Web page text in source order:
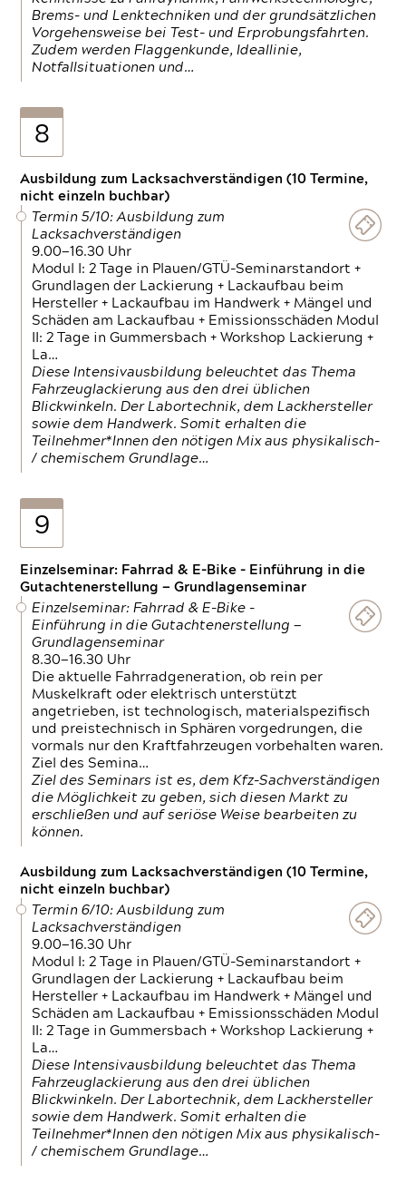
Brems- und Lenktechniken und der grundsätzlichen
Vorgehensweise bei Test- und Erprobungsfahrten.
Zudem werden Flaggenkunde, Ideallinie,
Notfallsituationen und…
8
Ausbildung zum Lacksachverständigen (10 Termine,
nicht einzeln buchbar)
Termin 5/10: Ausbildung zum
Lacksachverständigen
9.00—16.30 Uhr
Modul I: 2 Tage in Plauen/GTÜ-Seminarstandort +
Grundlagen der Lackierung + Lackaufbau beim
Hersteller + Lackaufbau im Handwerk + Mängel und
Schäden am Lackaufbau + Emissionsschäden Modul
II: 2 Tage in Gummersbach + Workshop Lackierung +
La…
Diese Intensivausbildung beleuchtet das Thema
Fahrzeuglackierung aus den drei üblichen
Blickwinkeln. Der Labortechnik, dem Lackhersteller
sowie dem Handwerk. Somit erhalten die
Teilnehmer*Innen den nötigen Mix aus physikalisch-
/ chemischem Grundlage…
9
Einzelseminar: Fahrrad & E-Bike - Einführung in die
Gutachtenerstellung — Grundlagenseminar
Einzelseminar: Fahrrad & E-Bike -
Einführung in die Gutachtenerstellung —
Grundlagenseminar
8.30—16.30 Uhr
Die aktuelle Fahrradgeneration, ob rein per
Muskelkraft oder elektrisch unterstützt
angetrieben, ist technologisch, materialspezifisch
und preistechnisch in Sphären vorgedrungen, die
vormals nur den Kraftfahrzeugen vorbehalten waren.
Ziel des Semina…
Ziel des Seminars ist es, dem Kfz-Sachverständigen
die Möglichkeit zu geben, sich diesen Markt zu
erschließen und auf seriöse Weise bearbeiten zu
können.
Ausbildung zum Lacksachverständigen (10 Termine,
nicht einzeln buchbar)
Termin 6/10: Ausbildung zum
Lacksachverständigen
9.00—16.30 Uhr
Modul I: 2 Tage in Plauen/GTÜ-Seminarstandort +
Grundlagen der Lackierung + Lackaufbau beim
Hersteller + Lackaufbau im Handwerk + Mängel und
Schäden am Lackaufbau + Emissionsschäden Modul
II: 2 Tage in Gummersbach + Workshop Lackierung +
La…
Diese Intensivausbildung beleuchtet das Thema
Fahrzeuglackierung aus den drei üblichen
Blickwinkeln. Der Labortechnik, dem Lackhersteller
sowie dem Handwerk. Somit erhalten die
Teilnehmer*Innen den nötigen Mix aus physikalisch-
/ chemischem Grundlage…